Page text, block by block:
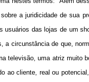
a juridicidade de sua
das lojas de um
circunstância de que,
televisão, uma atriz muito
ao cliente, real ou